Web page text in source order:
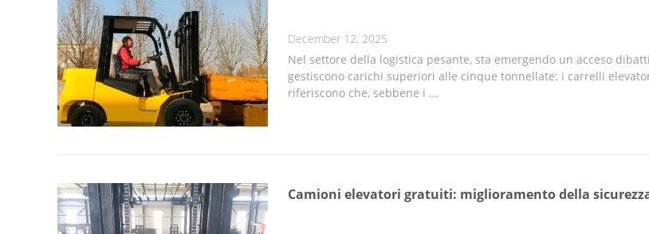
December 12, 2025
Nel settore della logistica pesante, sta emergendo un acceso
gestiscono carichi superiori alle cinque tonnellate: i carrelli
riferiscono che, sebbene i ...
Camioni elevatori gratuiti: miglioramento della